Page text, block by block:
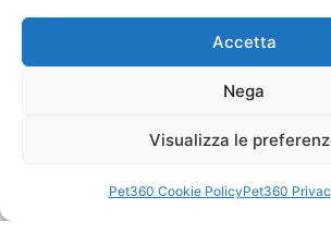
Accetta
Nega
Visualizza le
Pet360 Cookie PolicyPet360
Iscriviti alla nostra